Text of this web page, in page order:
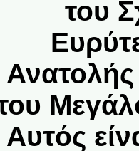
του
Ανατολής
Αυτός